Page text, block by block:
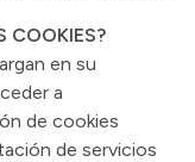
COOKIES?
en su
a
de cookies
de servicios